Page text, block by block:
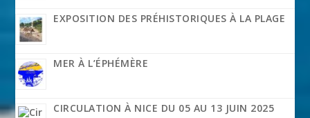
EXPOSITION DES PRÉHISTORIQUES À LA PLAGE
MER À L’ÉPHÉMÈRE
CIRCULATION À NICE DU 05 AU 13 JUIN 2025